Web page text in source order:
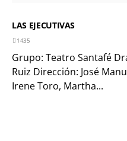
LAS EJECUTIVAS
1435
Grupo: Teatro Santafé
Ruiz Dirección: José
Irene Toro, Martha...